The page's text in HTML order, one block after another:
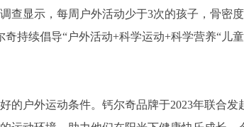
查显示，每周户外活动少于3次的孩子，骨密度
持续倡导“户外活动+科学运动+科学营养“儿童
的户外运动条件。钙尔奇品牌于2023年联合发